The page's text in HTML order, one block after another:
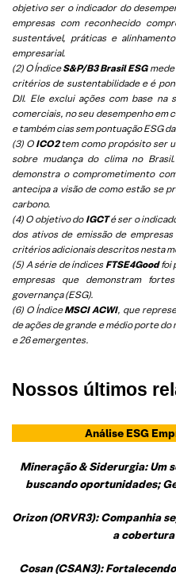
objetivo ser o indicador do
empresas com reconhecido
sustentável, práticas e
empresarial.
(2) O ÍndiceS&P/B3 Brasil ESGmede
critérios de sustentabilidade e é
DJI. Ele exclui ações com base na
comerciais, no seu desempenho em
e também cias sem pontuação ESG da
(3) O ICO2tem como propósito ser
sobre mudança do clima no
demonstra o comprometimento
antecipa a visão de como estão se
carbono.
(4) O objetivo do IGCTé ser o
dos ativos de emissão de
critérios adicionais descritos nesta
(5) A série de índices FTSE4Goodfoi
empresas que demonstram
governança (ESG).
(6) O ÍndiceMSCI ACWI, que
de ações de grande e médio porte
e 26 emergentes.
Nossos últimos
Análise ESG
Mineração & Siderurgia: Um
buscando oportunidades;
Orizon (ORVR3): Companhia
a
Cosan (CSAN3):